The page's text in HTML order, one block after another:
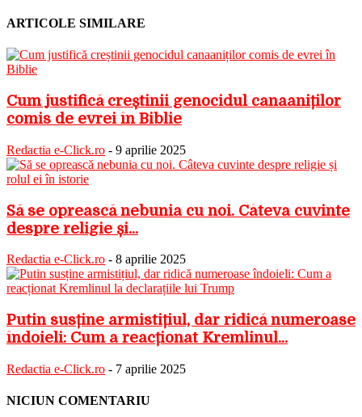
ARTICOLE SIMILARE
Cum justifică creștinii genocidul canaaniților
comis de evrei în Biblie
Redactia e-Click.ro - 9 aprilie 2025
Să se oprească nebunia cu noi. Câteva cuvinte
despre religie și...
Redactia e-Click.ro - 8 aprilie 2025
Putin susține armistițiul, dar ridică numeroase
îndoieli: Cum a reacționat Kremlinul...
Redactia e-Click.ro - 7 aprilie 2025
NICIUN COMENTARIU